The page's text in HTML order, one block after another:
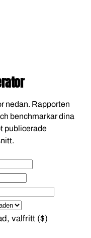
nedan. Rapporten
benchmarkar dina
publicerade
valfritt ($)